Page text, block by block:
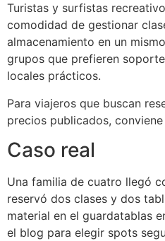
Turistas y surfistas
comodidad de gestionar
almacenamiento en un
grupos que prefieren
locales prácticos.
Para viajeros que buscan
precios publicados,
Caso real
Una familia de cuatro llegó
reservó dos clases y dos
material en el guardatablas
el blog para elegir spots